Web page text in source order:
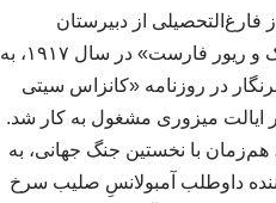
از دبیرستان
«اوک‌پارک و ریور فارست» در سال ۱۹۱۷، به
در روزنامه «کانزاس سیتی
ایالت میزوری مشغول به کار شد.
هم‌زمان با نخستین جنگ جهانی، به
داوطلب آمبولانسِ صلیب سرخ